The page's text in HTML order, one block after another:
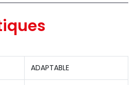
ADAPTABLE